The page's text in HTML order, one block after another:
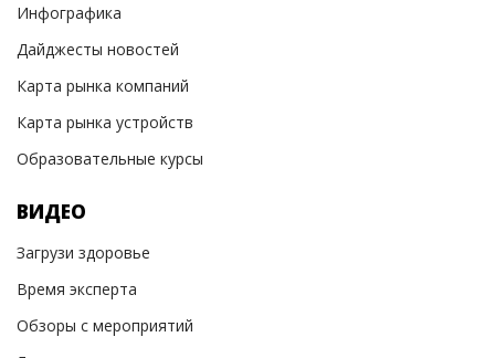
Инфографика
Дайджесты новостей
Карта рынка компаний
Карта рынка устройств
Образовательные курсы
ВИДЕО
Загрузи здоровье
Время эксперта
Обзоры с мероприятий